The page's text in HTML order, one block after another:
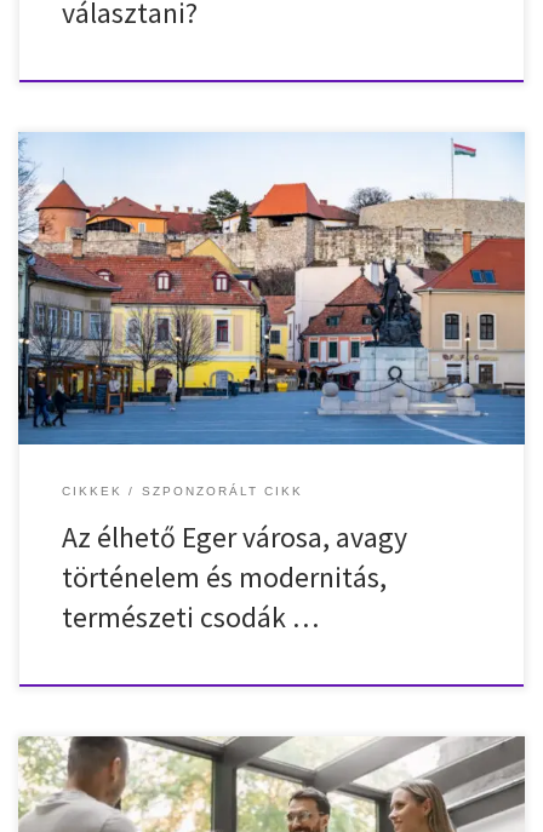
választani?
Eger városa hazánk egyik legkülönlegesebb és legszebb
települése, ahol múlt és jelen szinte tökéletes harmóniában áll
egymással. A település ikonikus vára, a környékbeli termálfürdők, a
jellegzetes borkultúra minden évben turisták ezreit vonzza ide,
de nemcsak a látogatóknak és vendégeknek, hanem a helyi
lakosoknak és álláskeresőknek is számos lehetőség kínálkozik. A
[…]
CIKKEK SZPONZORÁLT CIKK
Az élhető Eger városa, avagy
történelem és modernitás,
természeti csodák …
A munka ünnepét május 1-én, a környezetvédelmi világnapot